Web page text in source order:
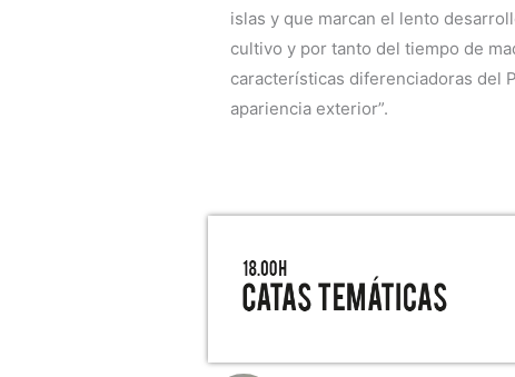
islas y que marcan el lento
cultivo y por tanto del tiempo de
características diferenciadoras del
apariencia exterior”.